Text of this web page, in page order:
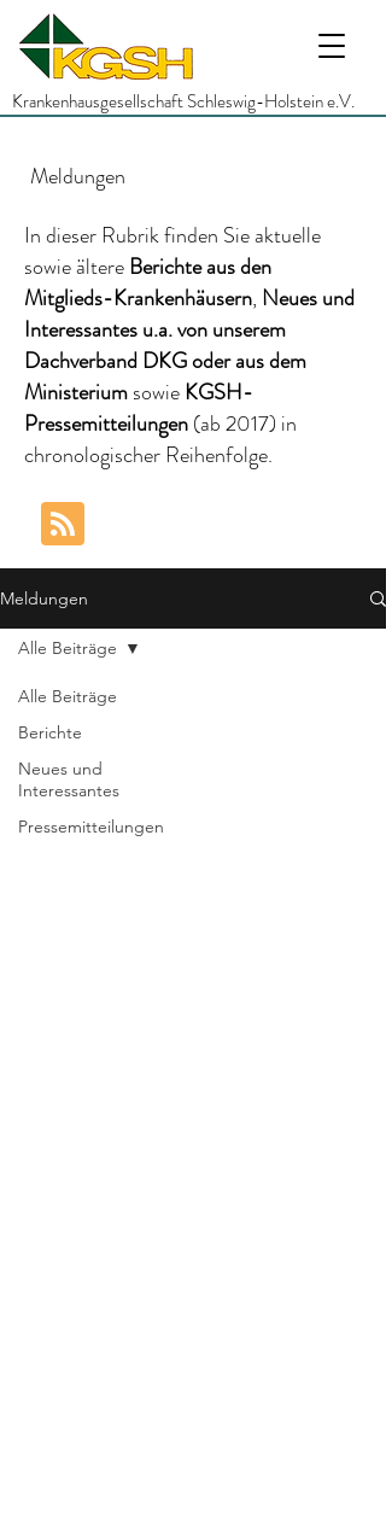
Krankenhausgesellschaft Schleswig-Holstein e.V.
Meldungen
In dieser Rubrik finden Sie aktuelle
sowie ältereBerichteaus den
Mitglieds-Krankenhäusern, Neues und
Interessantesu.a.von unserem
Dachverband DKGoder aus dem
MinisteriumsowieKGSH-
Pressemitteilungen(ab 2017) in
chronologischer Reihenfolge.
Meldungen
Alle Beiträge
Berichte
Neues und
Interessantes
Pressemitteilungen
Alle Beiträge